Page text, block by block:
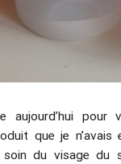
aujourd’hui pour
que je n’avais
du visage du